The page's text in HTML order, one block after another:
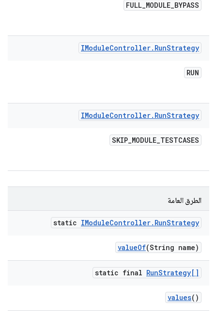
FULL_MODULE_BYPASS
IModuleController. RunStrategy
RUN
IModuleController. RunStrategy
SKIP_MODULE_TESTCASES
الطرق العامة
static IModuleController. RunStrategy
valueOf(String name)
static final RunStrategy[]
values()